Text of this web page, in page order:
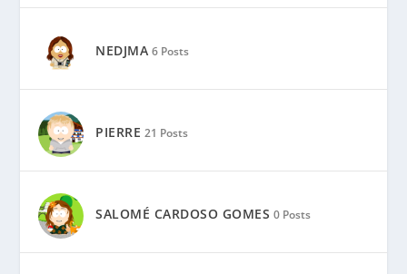
NEDJMA 6 Posts
PIERRE 21 Posts
SALOMÉ CARDOSO GOMES 0 Posts